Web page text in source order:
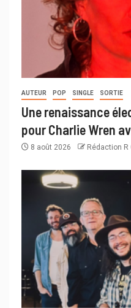
AUTEUR POP SINGLE SORTIE
Une renaissance
pour Charlie Wren
8 août 2026 Rédaction R